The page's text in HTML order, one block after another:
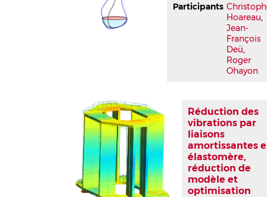
Participants
Hoareau,
Jean-
François
Deü,
Roger
Ohayon
Réduction des
vibrations par
liaisons
amortissantes
élastomère,
réduction de
modèle et
optimisation